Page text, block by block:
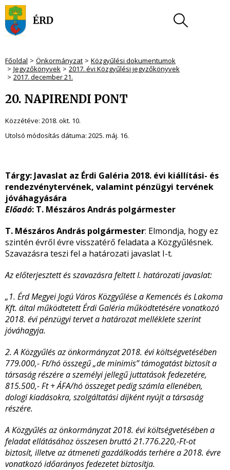
Főoldal Önkormányzat
Közgyűlési dokumentumok
Jegyzőkönyvek
2017. évi Közgyűlési jegyzőkönyvek
2017. december 21.
20. NAPIRENDI PONT
Közzétéve: 2018. okt. 10.
Utolsó módosítás dátuma: 2025. máj. 16.
Tárgy: Javaslat az Érdi Galéria 2018. évi kiállítási- és
rendezvénytervének, valamint pénzügyi tervének
jóváhagyására
Előadó: T. Mészáros András polgármester
T. Mészáros András polgármester: Elmondja, hogy ez
szintén évről évre visszatérő feladata a Közgyűlésnek.
Szavazásra teszi fel a határozati javaslat I-t.
Az előterjesztett és szavazásra feltett I. határozati javaslat:
„1. Érd Megyei Jogú Város Közgyűlése a Kemencés és Lakoma
Kft. által működtetett Érdi Galéria működtetésére vonatkozó
2018. évi pénzügyi tervet a határozat melléklete szerint
jóváhagyja.
2. A Közgyűlés az önkormányzat 2018. évi költségvetésében
779.000,- Ft/hó összegű „de minimis” támogatást biztosít a
társaság részére a személyi jellegű juttatások fedezetére,
815.500,- Ft + ÁFA/hó összeget pedig számla ellenében,
dologi kiadásokra, szolgáltatási díjként nyújt a társaság
részére.
A Közgyűlés az önkormányzat 2018. évi költségvetésében a
feladat ellátásához összesen bruttó 21.776.220,-Ft-ot
biztosít, illetve az átmeneti gazdálkodás terhére a 2018. évre
vonatkozó időarányos fedezetet biztosítja.